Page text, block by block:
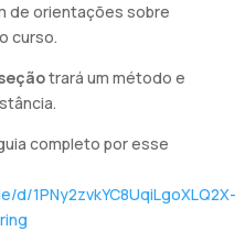
de orientações sobre
curso.
trará um método e
completo por esse
1PNy2zvkYC8UqiLgoXLQ2X-